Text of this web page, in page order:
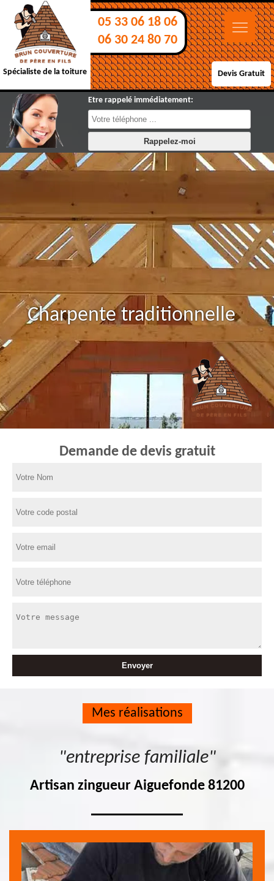
Spécialiste de la toiture
05 33 06 18 06
06 30 24 80 70
Devis Gratuit
Etre rappelé immédiatement:
Charpente traditionnelle
Demande de devis gratuit
Mes réalisations
"entreprise familiale"
Artisan zingueur Aiguefonde 81200